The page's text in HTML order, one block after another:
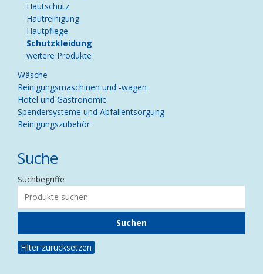
Hautschutz
Hautreinigung
Hautpflege
Schutzkleidung
weitere Produkte
Wäsche
Reinigungsmaschinen und -wagen
Hotel und Gastronomie
Spendersysteme und Abfallentsorgung
Reinigungszubehör
Suche
Suchbegriffe
Filter zurücksetzen